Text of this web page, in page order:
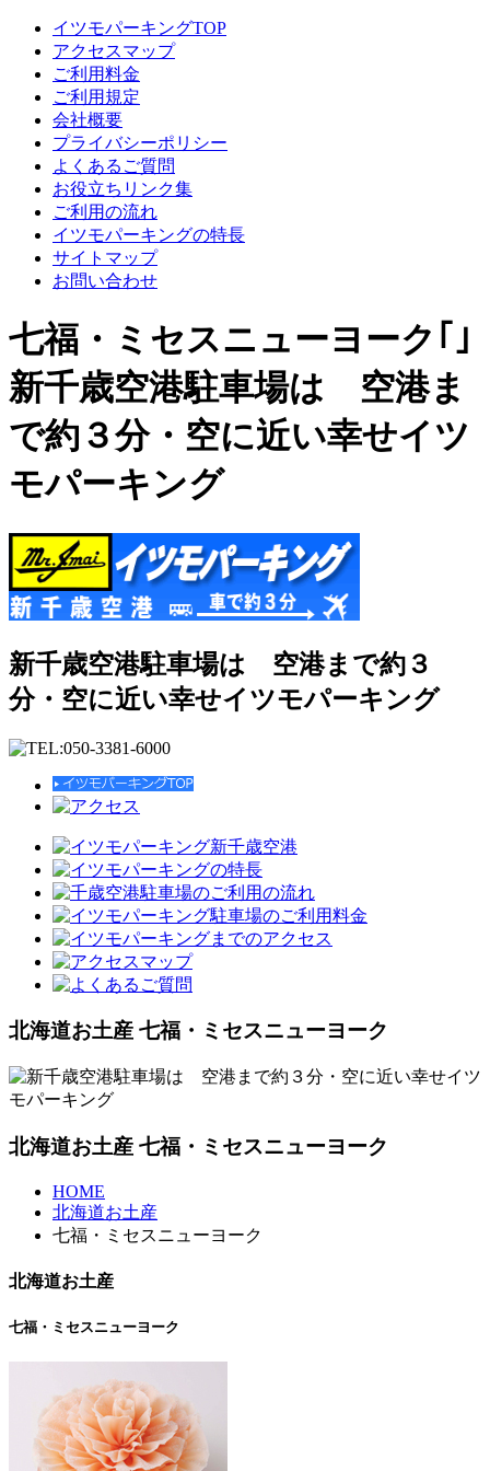
イツモパーキングTOP
アクセスマップ
ご利用料金
ご利用規定
会社概要
プライバシーポリシー
よくあるご質問
お役立ちリンク集
ご利用の流れ
イツモパーキングの特長
サイトマップ
お問い合わせ
七福・ミセスニューヨーク｢｣
新千歳空港駐車場は 空港ま
で約３分・空に近い幸せイツ
モパーキング
新千歳空港駐車場は 空港まで約３
分・空に近い幸せイツモパーキング
北海道お土産 七福・ミセスニューヨーク
北海道お土産 七福・ミセスニューヨーク
HOME
北海道お土産
七福・ミセスニューヨーク
北海道お土産
七福・ミセスニューヨーク